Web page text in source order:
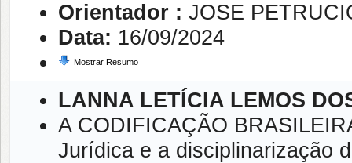
Orientador : JOSE
Data: 16/09/2024
Mostrar Resumo
LANNA LETÍCIA LEMOS
A CODIFICAÇÃO
Jurídica e a disciplinarização